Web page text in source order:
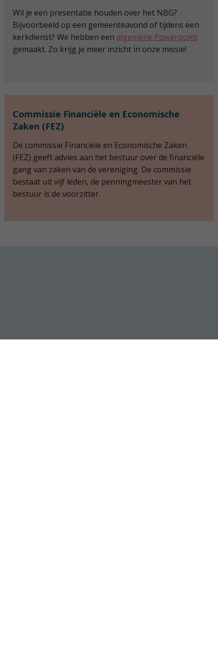
Wil je een presentatie houden over het NBG?
Bijvoorbeeld op een gemeenteavond of tijdens een
kerkdienst? We hebben een algemene Powerpoint
gemaakt. Zo krijg je meer inzicht in onze missie!
Commissie Financiële en Economische
Zaken (FEZ)
De commissie Financiële en Economische Zaken
(FEZ) geeft advies aan het bestuur over de financiële
gang van zaken van de vereniging. De commissie
bestaat uit vijf leden, de penningmeester van het
bestuur is de voorzitter.